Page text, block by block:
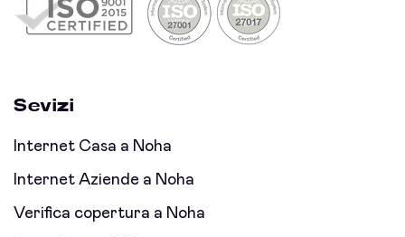
Sevizi
Internet Casa a Noha
Internet Aziende a Noha
Verifica copertura a Noha